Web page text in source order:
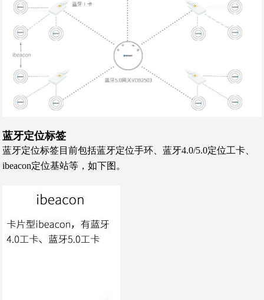
蓝牙定位标签
蓝牙定位标签目前包括蓝牙定位手环、蓝牙4.0/5.0定位工卡、
ibeacon定位基站等，如下图。